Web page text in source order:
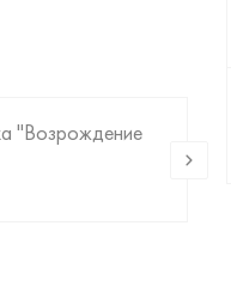
"Возрождение